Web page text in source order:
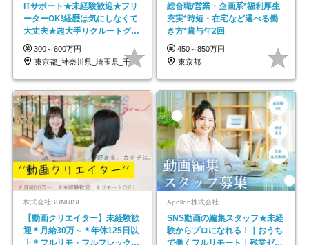
ITサポート★未経験歓迎★フリ
ーターOK!経歴は気にしなくて
大丈夫★超大手リクルートグル
ープの正社員/sg
300～600万円
東京都_神奈川県_埼玉県_千葉県_大阪府…
総合職/営業・企画系*福利厚生
充実*時短・在宅など選べる働
き方*賞与年2回
450～850万円
東京都
株式会社SUNRISE
【動画クリエイター】未経験歓
迎＊月給30万～＊年休125日以
Apollon株式会社
SNS動画の編集スタッフ★未経
験からプロになれる！｜おうち